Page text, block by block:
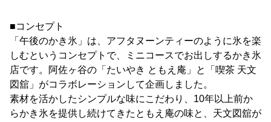
■コンセプト
「午後のかき氷」は、アフタヌーンティーのように氷を楽
しむというコンセプトで、ミニコースでお出しするかき氷
店です。阿佐ヶ谷の「たいやき ともえ庵」と「喫茶 天文
図舘」がコラボレーションして企画しました。
素材を活かしたシンプルな味にこだわり、10年以上前か
らかき氷を提供し続けてきたともえ庵の味と、天文図舘が